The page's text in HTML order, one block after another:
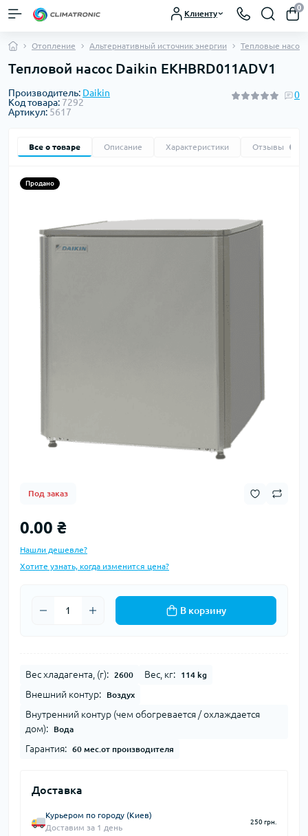
Клиенту
0
Отопление Альтернативный источник энергии Тепловые
Тепловой насос Daikin EKHBRD011ADV1
Производитель: Daikin
Код товара: 7292
Артикул: 5617
0
Все о товаре Описание Характеристики Отзывы
Продано
Под заказ
0.00 ₴
Нашли дешевле?
Хотите узнать, когда изменится цена?
В корзину
Вес хладагента, (г): 2600 Вес, кг: 114 kg
Внешний контур: Воздух
Внутренний контур (чем обогревается / охлаждается
дом):
Вода
Гарантия: 60 мес.от производителя
Доставка
Курьером по городу (Киев)
Доставим за 1 день
250 грн.